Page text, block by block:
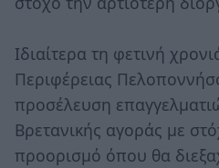
Ιδιαίτερα τη φετινή
Περιφέρειας
προσέλευση
Βρετανικής αγοράς με
προορισμό όπου θα